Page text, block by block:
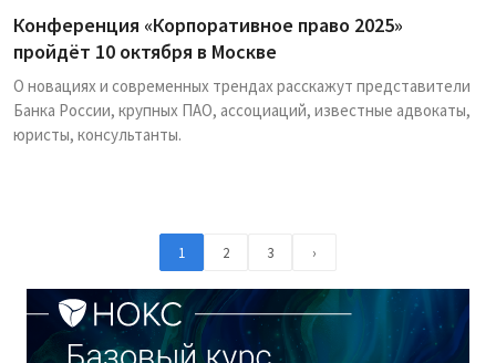
Конференция «Корпоративное право 2025»
пройдёт 10 октября в Москве
О новациях и современных трендах расскажут представители
Банка России, крупных ПАО, ассоциаций, известные адвокаты,
юристы, консультанты.
1 2 3 ›